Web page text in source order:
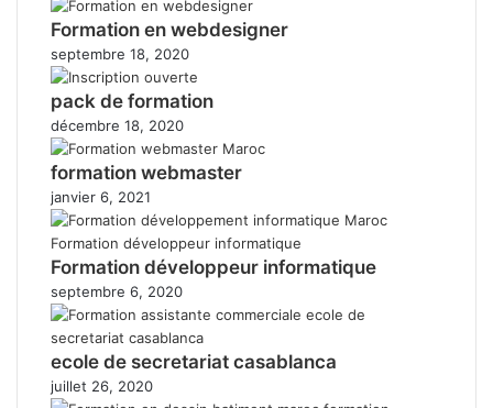
Formation en webdesigner
septembre 18, 2020
pack de formation
décembre 18, 2020
formation webmaster
janvier 6, 2021
Formation développeur informatique
septembre 6, 2020
ecole de secretariat casablanca
juillet 26, 2020